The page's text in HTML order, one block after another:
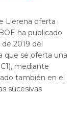
Llerena oferta
ha publicado
2019 del
que se oferta una
mediante
también en el
sucesivas